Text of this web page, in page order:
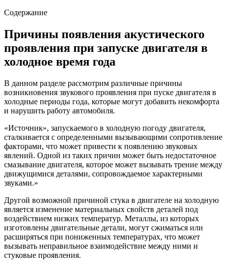
Содержание
Причины появления акустического
проявления при запуске двигателя в
холодное время года
В данном разделе рассмотрим различные причины
возникновения звукового проявления при пуске двигателя в
холодные периоды года, которые могут добавить некомфорта
и нарушить работу автомобиля.
«Источник», запускаемого в холодную погоду двигателя,
сталкивается с определенными вызывающими сопротивление
факторами, что может привести к появлению звуковых
явлений. Одной из таких причин может быть недостаточное
смазывание двигателя, которое может вызывать трение между
движущимися деталями, сопровождаемое характерными
звуками.»
Другой возможной причиной стука в двигателе на холодную
является изменение материальных свойств деталей под
воздействием низких температур. Металлы, из которых
изготовлены двигательные детали, могут сжиматься или
расширяться при пониженных температурах, что может
вызывать неправильное взаимодействие между ними и
стуковые проявления.